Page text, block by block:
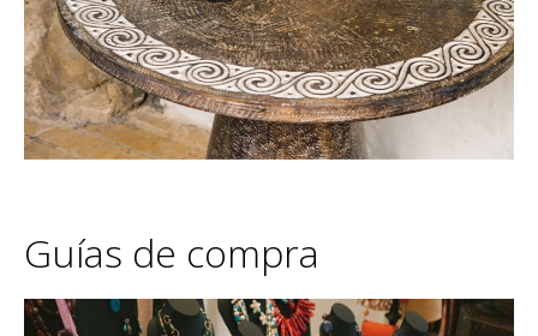
Guías de compra